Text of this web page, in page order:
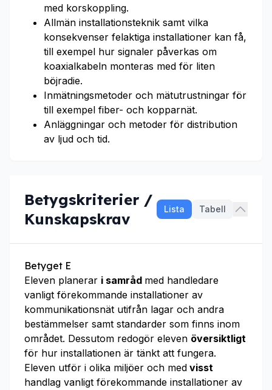
med korskoppling.
Allmän installationsteknik samt vilka
konsekvenser felaktiga installationer kan få,
till exempel hur signaler påverkas om
koaxialkabeln monteras med för liten
böjradie.
Inmätningsmetoder och mätutrustningar för
till exempel fiber- och kopparnät.
Anläggningar och metoder för distribution
av ljud och tid.
Betygskriterier /
Kunskapskrav
Lista Tabell
Betyget E
Eleven planerar i samråd med handledare
vanligt förekommande installationer av
kommunikationsnät utifrån lagar och andra
bestämmelser samt standarder som finns inom
området. Dessutom redogör eleven översiktligt
för hur installationen är tänkt att fungera.
Eleven utför i olika miljöer och med visst
handlag vanligt förekommande installationer av